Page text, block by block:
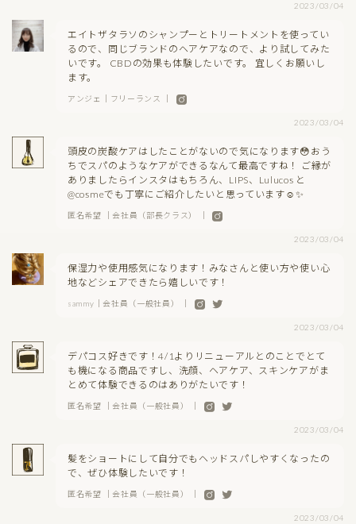
2023/03/04
エイトザタラソのシャンプーとトリートメントを使ってい
るので、同じブランドのヘアケアなので、より試してみた
いです。 CBDの効果も体験したいです。 宜しくお願いし
ます。
アンジェ｜フリーランス ｜
2023/03/04
頭皮の炭酸ケアはしたことがないので気になります😳おう
ちでスパのようなケアができるなんて最高ですね！ ご縁が
ありましたらインスタはもちろん、LIPS、Lulucos と
@cosmeでも丁寧にご紹介したいと思っています☺️✨
匿名希望 ｜会社員（部長クラス） ｜
2023/03/04
保湿力や使用感気になります！みなさんと使い方や使い心
地などシェアできたら嬉しいです！
sammy｜会社員（一般社員） ｜
2023/03/04
デパコス好きです！4/1よりリニューアルとのことでとて
も機になる商品ですし、洗顔、ヘアケア、スキンケアがま
とめて体験できるのはありがたいです！
匿名希望 ｜会社員（一般社員） ｜
2023/03/04
髪をショートにして自分でもヘッドスパしやすくなったの
で、ぜひ体験したいです！
匿名希望 ｜会社員（一般社員） ｜
2023/03/04